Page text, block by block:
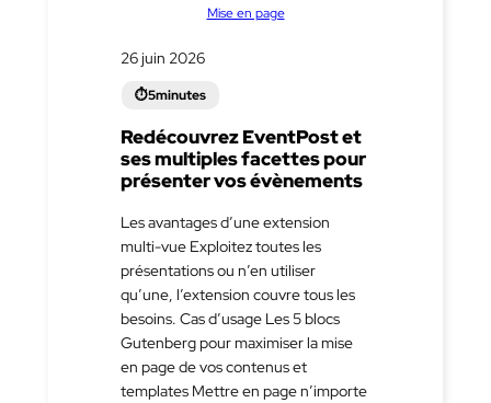
Mise en page
26 juin 2026
Redécouvrez EventPost et
ses multiples facettes pour
présenter vos évènements
Les avantages d’une extension
multi-vue Exploitez toutes les
présentations ou n’en utiliser
qu’une, l’extension couvre tous les
besoins. Cas d’usage Les 5 blocs
Gutenberg pour maximiser la mise
en page de vos contenus et
templates Mettre en page n’importe